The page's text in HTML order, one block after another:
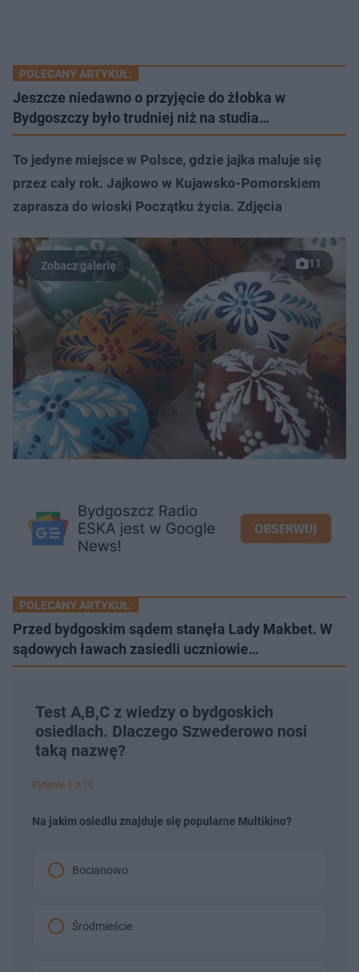
POLECANY ARTYKUŁ:
Jeszcze niedawno o przyjęcie do żłobka w
Bydgoszczy było trudniej niż na studia…
To jedyne miejsce w Polsce, gdzie jajka maluje się
przez cały rok. Jajkowo w Kujawsko-Pomorskiem
zaprasza do wioski Początku życia. Zdjęcia
11
POLECANY ARTYKUŁ:
Przed bydgoskim sądem stanęła Lady Makbet. W
sądowych ławach zasiedli uczniowie…
Test A,B,C z wiedzy o bydgoskich
osiedlach. Dlaczego Szwederowo nosi
taką nazwę?
Pytanie 1 z 10
Na jakim osiedlu znajduje się popularne Multikino?
Bocianowo
Śródmieście